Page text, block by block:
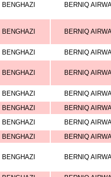
BENGHAZI BERNIQ
BENGHAZI BERNIQ
BENGHAZI BERNIQ
BENGHAZI BERNIQ
BENGHAZI BERNIQ
BENGHAZI BERNIQ
BENGHAZI BERNIQ
BENGHAZI BERNIQ
BENGHAZI BERNIQ